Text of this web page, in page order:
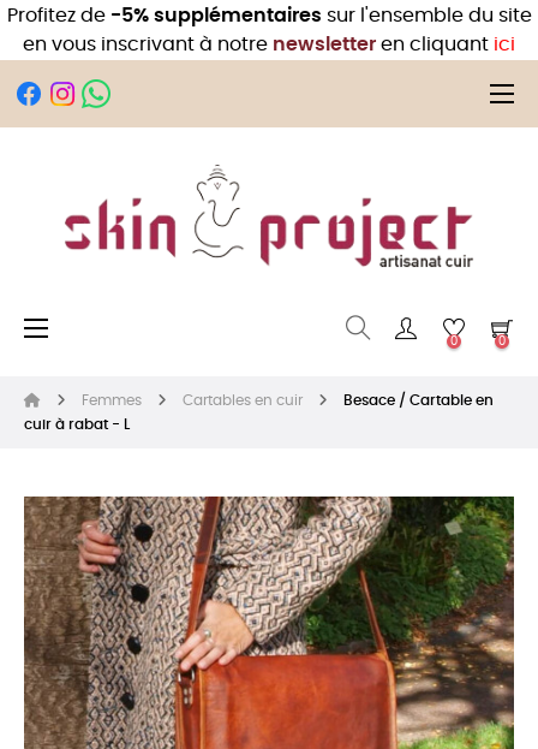
Profitez de-5% supplémentaires sur l'ensemble du site
en vous inscrivant à notre newsletter en cliquant ici
☰
Basculer la navigation
☰
0 0
Femmes Cartables en cuir
Besace / Cartable en
cuir à rabat - L